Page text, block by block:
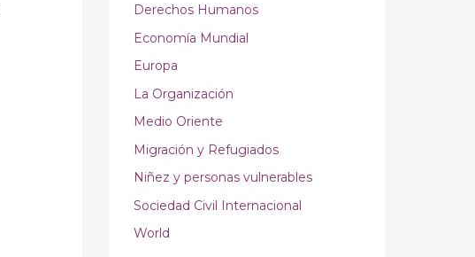
Derechos Humanos
Economía Mundial
Europa
La Organización
Medio Oriente
Migración y Refugiados
Niñez y personas vulnerables
Sociedad Civil Internacional
World